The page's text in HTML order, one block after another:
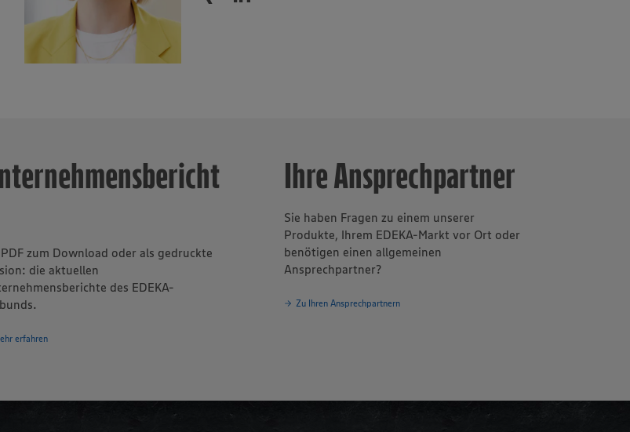
zum Download oder als gedruckte
die aktuellen
des EDEKA-
erfahren
Ihre Ansprechpartner
Sie haben Fragen zu einem unserer
Produkte, Ihrem EDEKA-Markt vor Ort oder
benötigen einen allgemeinen
Ansprechpartner?
Zu Ihren Ansprechpartnern